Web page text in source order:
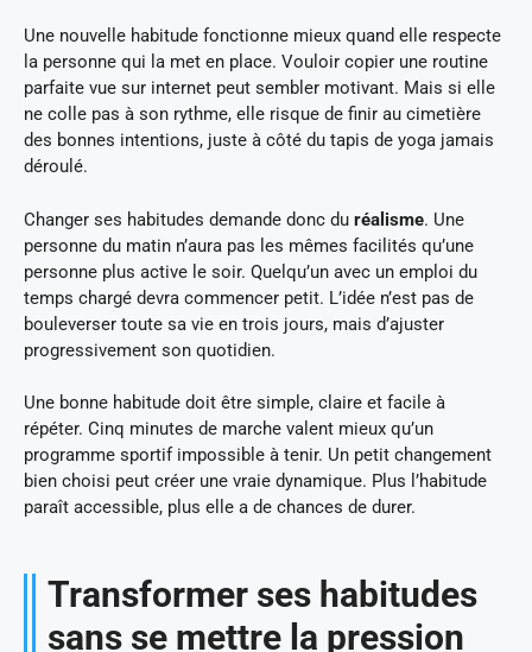
Une nouvelle habitude fonctionne mieux quand elle respecte
la personne qui la met en place. Vouloir copier une routine
parfaite vue sur internet peut sembler motivant. Mais si elle
ne colle pas à son rythme, elle risque de finir au cimetière
des bonnes intentions, juste à côté du tapis de yoga jamais
déroulé.
Changer ses habitudes demande donc du réalisme. Une
personne du matin n’aura pas les mêmes facilités qu’une
personne plus active le soir. Quelqu’un avec un emploi du
temps chargé devra commencer petit. L’idée n’est pas de
bouleverser toute sa vie en trois jours, mais d’ajuster
progressivement son quotidien.
Une bonne habitude doit être simple, claire et facile à
répéter. Cinq minutes de marche valent mieux qu’un
programme sportif impossible à tenir. Un petit changement
bien choisi peut créer une vraie dynamique. Plus l’habitude
paraît accessible, plus elle a de chances de durer.
Transformer ses habitudes
sans se mettre la pression